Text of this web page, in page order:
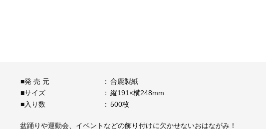
■発 売 元 ： 合鹿製紙
■サイズ
： 縦191×横248mm
■入り数
： 500枚
盆踊りや運動会、イベントなどの飾り付けに欠かせないおはながみ！